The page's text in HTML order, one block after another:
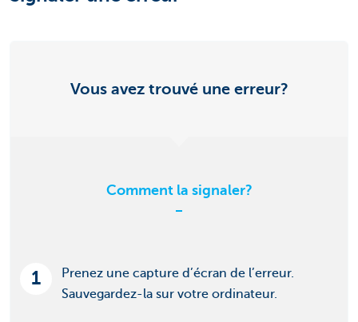
Vous avez trouvé une erreur?
Comment la signaler?
1
Prenez une capture d’écran de l’erreur.
Sauvegardez-la sur votre ordinateur.